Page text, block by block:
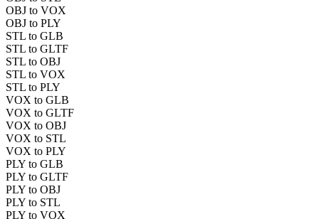
OBJ to VOX
OBJ to PLY
STL to GLB
STL to GLTF
STL to OBJ
STL to VOX
STL to PLY
VOX to GLB
VOX to GLTF
VOX to OBJ
VOX to STL
VOX to PLY
PLY to GLB
PLY to GLTF
PLY to OBJ
PLY to STL
PLY to VOX